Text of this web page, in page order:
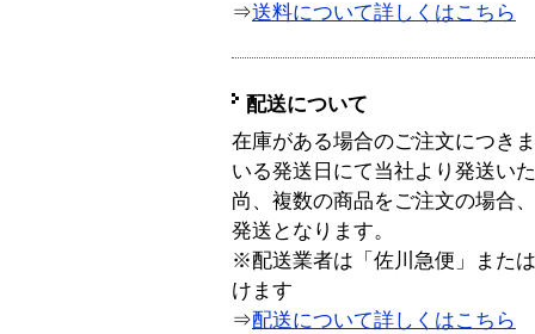
⇒送料について詳しくはこちら
配送について
在庫がある場合のご注文につき
いる発送日にて当社より発送い
尚、複数の商品をご注文の場合
発送となります。
※配送業者は「佐川急便」また
けます
⇒配送について詳しくはこちら